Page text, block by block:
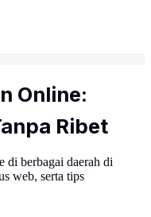
Online:
Ribet
di berbagai daerah di
web, serta tips